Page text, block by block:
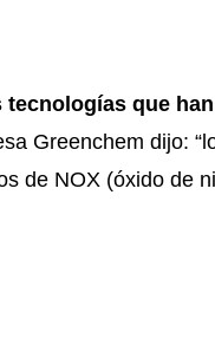
que
Greenchem dijo:
de NOX (óxido de